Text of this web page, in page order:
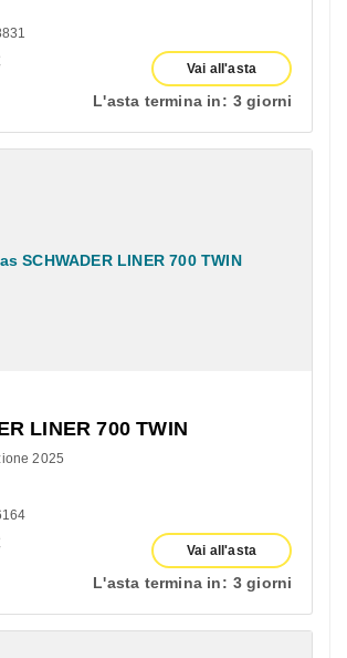
Vai all'asta
L'asta termina in: 3 giorni
LINER 700 TWIN
2025
Vai all'asta
L'asta termina in: 3 giorni